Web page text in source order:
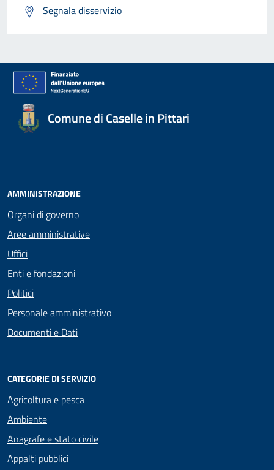
Segnala disservizio
Comune di Caselle in Pittari
AMMINISTRAZIONE
Organi di governo
Aree amministrative
Uffici
Enti e fondazioni
Politici
Personale amministrativo
Documenti e Dati
CATEGORIE DI SERVIZIO
Agricoltura e pesca
Ambiente
Anagrafe e stato civile
Appalti pubblici